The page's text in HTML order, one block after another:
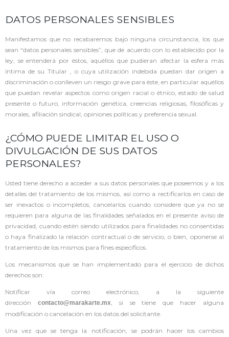
DATOS PERSONALES SENSIBLES
Manifestamos que no recabaremos bajo ninguna circunstancia, los que
sean “datos personales sensibles”, que de acuerdo con lo establecido por la
ley, se entenderá por éstos, aquéllos que pudieran afectar la esfera más
íntima de su Titular , o cuya utilización indebida puedan dar origen a
discriminación o conlleven un riesgo grave para éste, en particular aquéllos
que puedan revelar aspectos como origen racial o étnico, estado de salud
presente o futuro, información genética, creencias religiosas, filosóficas y
morales, afiliación sindical, opiniones políticas y preferencia sexual.
¿CÓMO PUEDE LIMITAR EL USO O
DIVULGACIÓN DE SUS DATOS
PERSONALES?
Usted tiene derecho a acceder a sus datos personales que poseemos y a los
detalles del tratamiento de los mismos, así como a rectificarlos en caso de
ser inexactos o incompletos; cancelarlos cuando considere que ya no se
requieren para alguna de las finalidades señalados en el presente aviso de
privacidad, cuando estén siendo utilizados para finalidades no consentidas
o haya finalizado la relación contractual o de servicio, o bien, oponerse al
tratamiento de los mismos para fines específicos.
Los mecanismos que se han implementado para el ejercicio de dichos
derechos son:
Notificar vía correo electrónico, a la siguiente
dirección contacto@marakarte.mx , si se tiene que hacer alguna
modificación o cancelación en los datos del solicitante.
Una vez que se tenga la notificación, se podrán hacer los cambios